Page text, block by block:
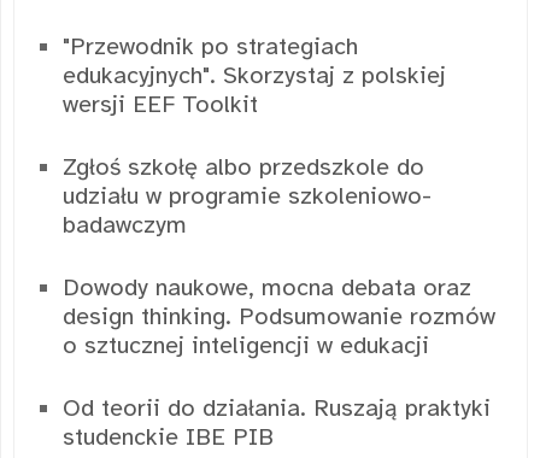
"Przewodnik po strategiach
edukacyjnych". Skorzystaj z polskiej
wersji EEF Toolkit
Zgłoś szkołę albo przedszkole do
udziału w programie szkoleniowo-
badawczym
Dowody naukowe, mocna debata oraz
design thinking. Podsumowanie rozmów
o sztucznej inteligencji w edukacji
Od teorii do działania. Ruszają praktyki
studenckie IBE PIB